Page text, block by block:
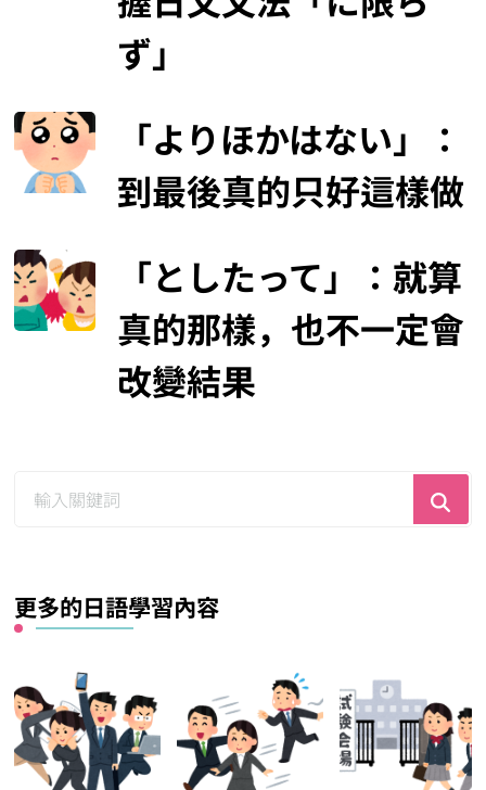
ず」
「よりほかはない」：
到最後真的只好這樣做
「としたって」：就算
真的那樣，也不一定會
改變結果
更多的日語學習內容